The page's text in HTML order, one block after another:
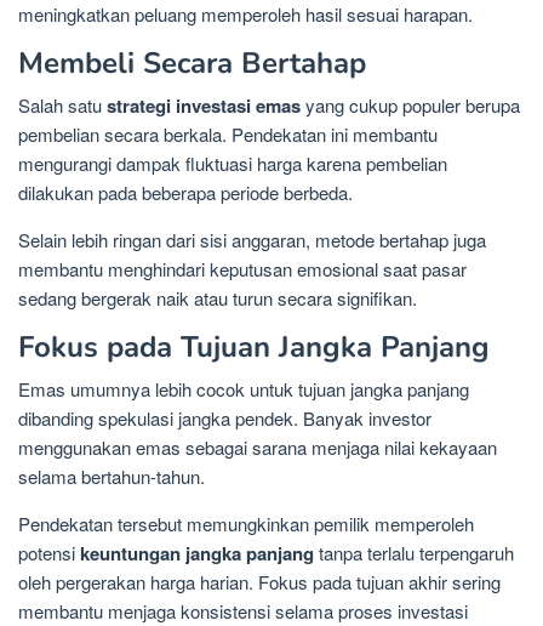
meningkatkan peluang memperoleh hasil sesuai harapan.
Membeli Secara Bertahap
Salah satustrategi investasi emasyang cukup populer berupa
pembelian secara berkala. Pendekatan ini membantu
mengurangi dampak fluktuasi harga karena pembelian
dilakukan pada beberapa periode berbeda.
Selain lebih ringan dari sisi anggaran, metode bertahap juga
membantu menghindari keputusan emosional saat pasar
sedang bergerak naik atau turun secara signifikan.
Fokus pada Tujuan Jangka Panjang
Emas umumnya lebih cocok untuk tujuan jangka panjang
dibanding spekulasi jangka pendek. Banyak investor
menggunakan emas sebagai sarana menjaga nilai kekayaan
selama bertahun-tahun.
Pendekatan tersebut memungkinkan pemilik memperoleh
potensikeuntungan jangka panjangtanpa terlalu terpengaruh
oleh pergerakan harga harian. Fokus pada tujuan akhir sering
membantu menjaga konsistensi selama proses investasi